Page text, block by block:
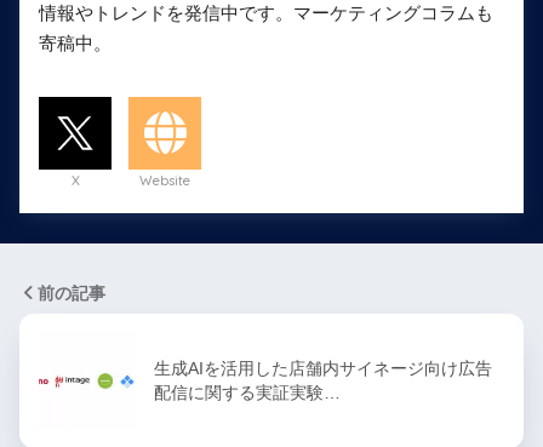
情報やトレンドを発信中です。マーケティングコラムも
寄稿中。
X Website
前の記事
生成AIを活用した店舗内サイネージ向け広告
配信に関する実証実験…